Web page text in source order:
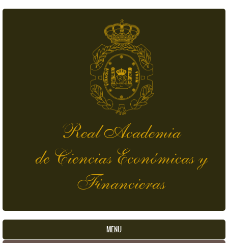
Real Academia
de Ciencias Económicas y
Financieras
MENU